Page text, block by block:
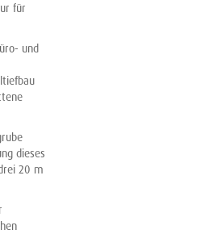
für
und
dieses
20 m